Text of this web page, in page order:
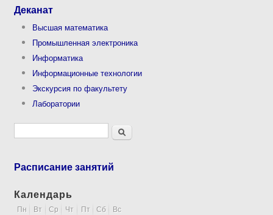
Деканат
Высшая математика
Промышленная электроника
Информатика
Информационные технологии
Экскурсия по факультету
Лаборатории
Форма поискаПоиск
Расписание занятий
Календарь
Пн Вт Ср Чт Пт Сб
Вс